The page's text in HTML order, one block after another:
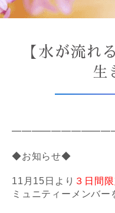
【水が流れ
生
◆お知らせ◆
11月15日より ３日間
ミュニティーメンバー